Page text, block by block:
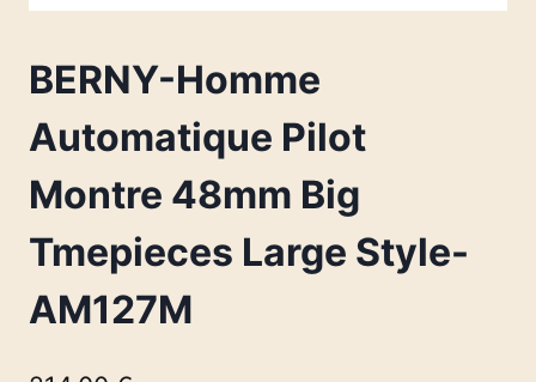
BERNY-Homme
Automatique Pilot
Montre 48mm Big
Tmepieces Large Style-
AM127M